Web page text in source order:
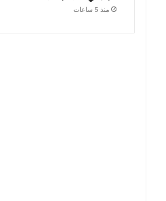
منذ 5 ساعات